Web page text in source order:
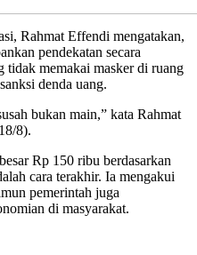
Rahmat Effendi mengatakan,
pendekatan secara
tidak memakai masker di ruang
denda uang.
bukan main,” kata Rahmat
8).
Rp 150 ribu berdasarkan
cara terakhir. Ia mengakui
pemerintah juga
di masyarakat.